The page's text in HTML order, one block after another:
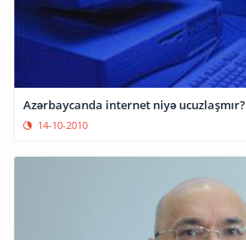
Azərbaycanda internet niyə ucuzlaşmır?
14-10-2010